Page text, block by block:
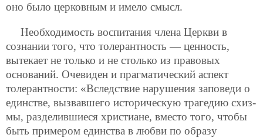
оно было церковным и имело смысл.
Необходимость воспитания члена Церкви в
сознании того, что толерантность — ценность,
вытекает не только и не столько из правовых
оснований. Очевиден и прагматический аспект
толерантности: «Вследствие нарушения заповеди о
единстве, вызвавшего историческую трагедию схиз-
мы, разделившиеся христиане, вместо того, чтобы
быть примером единства в любви по образу